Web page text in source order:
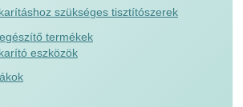
szükséges tisztítószerek
termékek
eszközök